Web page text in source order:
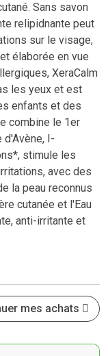
Sans savon
relipidnante peut
sur le visage,
élaborée en vue
XeraCalm
les yeux et est
enfants et des
combine le 1er
I-
stimule les
avec des
la peau reconnus
cutanée et l'Eau
anti-irritante et
mes achats